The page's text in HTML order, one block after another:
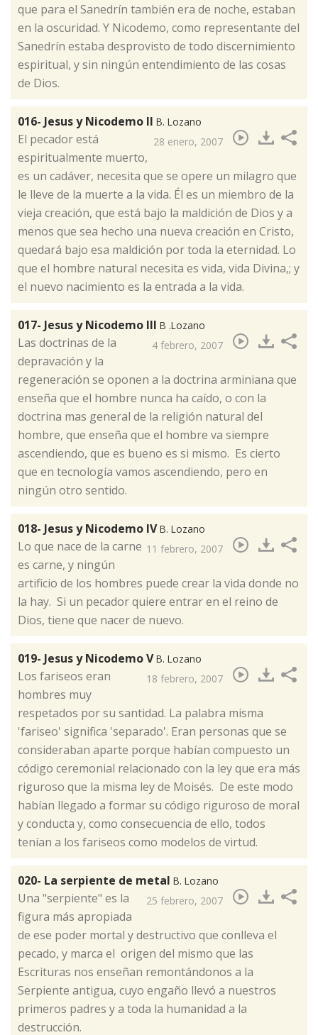
que para el Sanedrín también era de noche, estaban
en la oscuridad. Y Nicodemo, como representante del
Sanedrín estaba desprovisto de todo discernimiento
espiritual, y sin ningún entendimiento de las cosas
de Dios.
016- Jesus y Nicodemo II B. Lozano
28 enero, 2007
​El pecador está
espiritualmente muerto,
es un cadáver, necesita que se opere un milagro que
le lleve de la muerte a la vida. Él es un miembro de la
vieja creación, que está bajo la maldición de Dios y a
menos que sea hecho una nueva creación en Cristo,
quedará bajo esa maldición por toda la eternidad. Lo
que el hombre natural necesita es vida, vida Divina,; y
el nuevo nacimiento es la entrada a la vida.
017- Jesus y Nicodemo III B .Lozano
4 febrero, 2007
​Las doctrinas de la
depravación y la
regeneración se oponen a la doctrina arminiana que
enseña que el hombre nunca ha caído, o con la
doctrina mas general de la religión natural del
hombre, que enseña que el hombre va siempre
ascendiendo, que es bueno es si mismo. Es cierto
que en tecnología vamos ascendiendo, pero en
ningún otro sentido.
018- Jesus y Nicodemo IVB. Lozano
11 febrero, 2007
​Lo que nace de la carne
es carne, y ningún
artificio de los hombres puede crear la vida donde no
la hay. Si un pecador quiere entrar en el reino de
Dios, tiene que nacer de nuevo.
019- Jesus y Nicodemo VB. Lozano
18 febrero, 2007
​Los fariseos eran
hombres muy
respetados por su santidad. La palabra misma
'fariseo' significa 'separado'. Eran personas que se
consideraban aparte porque habían compuesto un
código ceremonial relacionado con la ley que era más
riguroso que la misma ley de Moisés. De este modo
habían llegado a formar su código riguroso de moral
y conducta y, como consecuencia de ello, todos
tenían a los fariseos como modelos de virtud.
020- La serpiente de metal B. Lozano
25 febrero, 2007
​Una "serpiente" es la
figura más apropiada
de ese poder mortal y destructivo que conlleva el
pecado, y marca el origen del mismo que las
Escrituras nos enseñan remontándonos a la
Serpiente antigua, cuyo engaño llevó a nuestros
primeros padres y a toda la humanidad a la
destrucción.